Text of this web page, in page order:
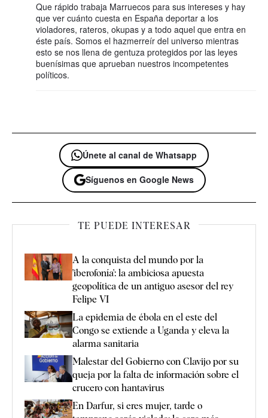
Que rápido trabaja Marruecos para sus intereses y hay
que ver cuánto cuesta en España deportar a los
violadores, rateros, okupas y a todo aquel que entra en
éste país. Somos el hazmerreír del universo mientras
esto se nos llena de gentuza protegidos por las leyes
buenísimas que aprueban nuestros incompetentes
políticos.
Únete al canal de Whatsapp
Síguenos en Google News
TE PUEDE INTERESAR
A la conquista del mundo por la
'iberofonía': la ambiciosa apuesta
geopolítica de un antiguo asesor del rey
Felipe VI
La epidemia de ébola en el este del
Congo se extiende a Uganda y eleva la
alarma sanitaria
Malestar del Gobierno con Clavijo por su
queja por la falta de información sobre el
crucero con hantavirus
En Darfur, si eres mujer, tarde o